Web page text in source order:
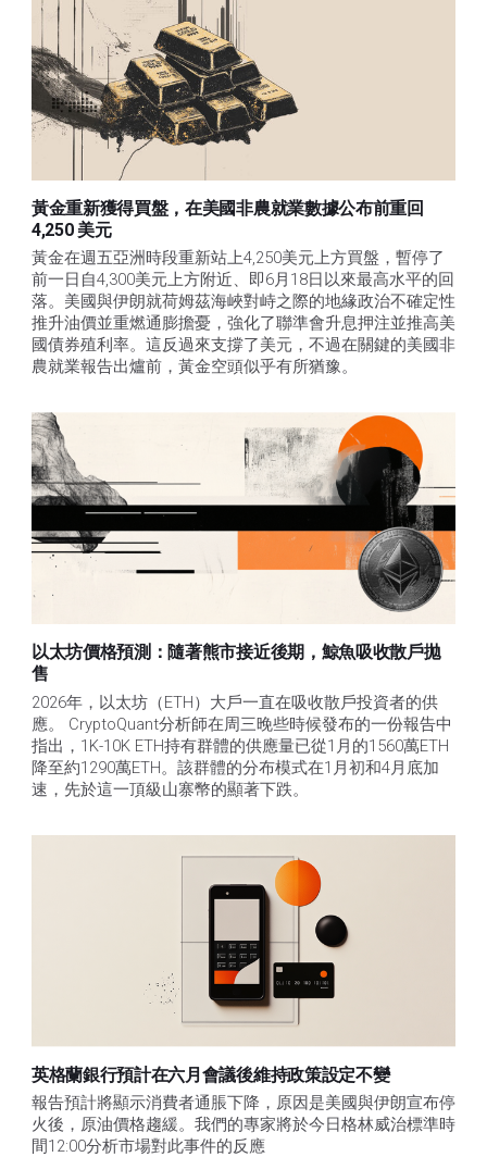
黃金重新獲得買盤，在美國非農就業數據公布前重回
4,250 美元
黃金在週五亞洲時段重新站上4,250美元上方買盤，暫停了
前一日自4,300美元上方附近、即6月18日以來最高水平的回
落。美國與伊朗就荷姆茲海峽對峙之際的地緣政治不確定性
推升油價並重燃通膨擔憂，強化了聯準會升息押注並推高美
國債券殖利率。這反過來支撐了美元，不過在關鍵的美國非
農就業報告出爐前，黃金空頭似乎有所猶豫。
以太坊價格預測：隨著熊市接近後期，鯨魚吸收散戶拋
售​
2026年，以太坊（ETH）大戶一直在吸收散戶投資者的供
應。 CryptoQuant分析師在周三晚些時候發布的一份報告中
指出，1K-10K ETH持有群體的供應量已從1月的1560萬ETH
降至約1290萬ETH。該群體的分布模式在1月初和4月底加
速，先於這一頂級山寨幣的顯著下跌。
英格蘭銀行預計在六月會議後維持政策設定不變
報告預計將顯示消費者通脹下降，原因是美國與伊朗宣布停
火後，原油價格趨緩。我們的專家將於今日格林威治標準時
間12:00分析市場對此事件的反應